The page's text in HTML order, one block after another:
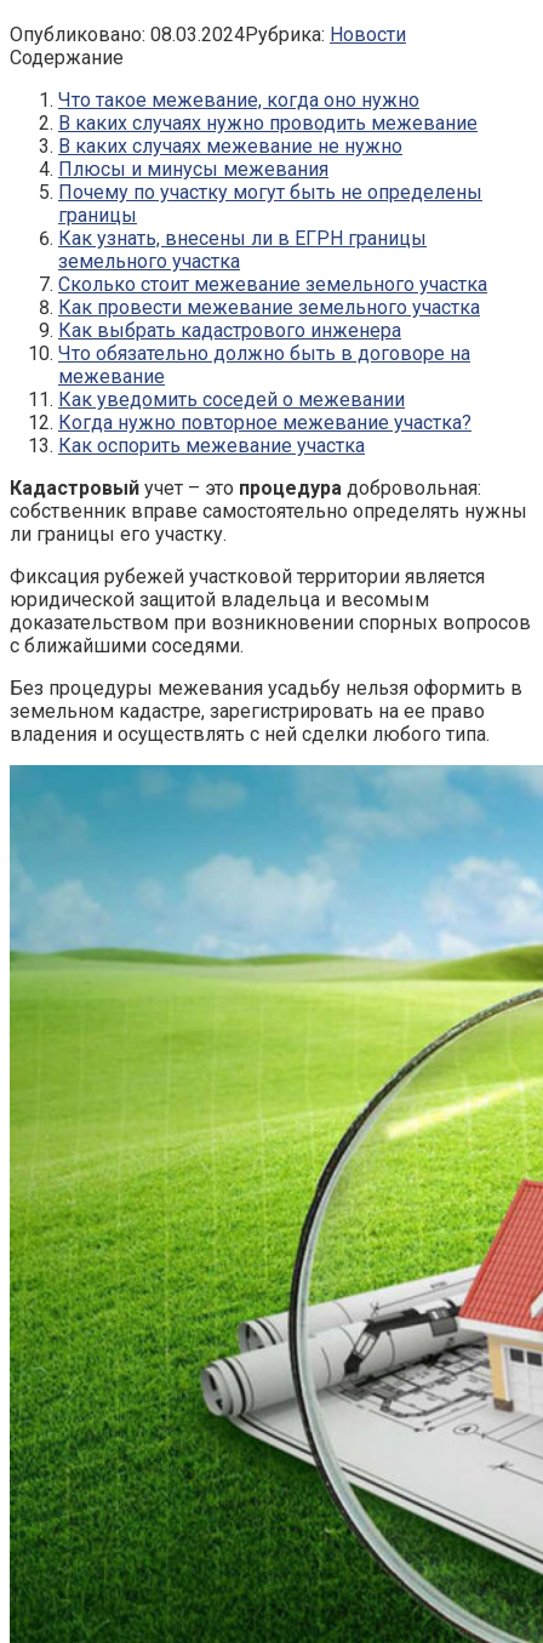
Опубликовано: 08.03.2024Рубрика: Новости
Содержание
Что такое межевание, когда оно нужно
В каких случаях нужно проводить межевание
В каких случаях межевание не нужно
Плюсы и минусы межевания
Почему по участку могут быть не определены
границы
Как узнать, внесены ли в ЕГРН границы
земельного участка
Сколько стоит межевание земельного участка
Как провести межевание земельного участка
Как выбрать кадастрового инженера
Что обязательно должно быть в договоре на
межевание
Как уведомить соседей о межевании
Когда нужно повторное межевание участка?
Как оспорить межевание участка
Кадастровый учет – это процедура добровольная:
собственник вправе самостоятельно определять нужны
ли границы его участку.
Фиксация рубежей участковой территории является
юридической защитой владельца и весомым
доказательством при возникновении спорных вопросов
с ближайшими соседями.
Без процедуры межевания усадьбу нельзя оформить в
земельном кадастре, зарегистрировать на ее право
владения и осуществлять с ней сделки любого типа.